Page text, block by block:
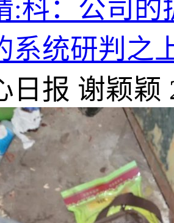
:科：公司
系统研判之
日报 谢颖颖